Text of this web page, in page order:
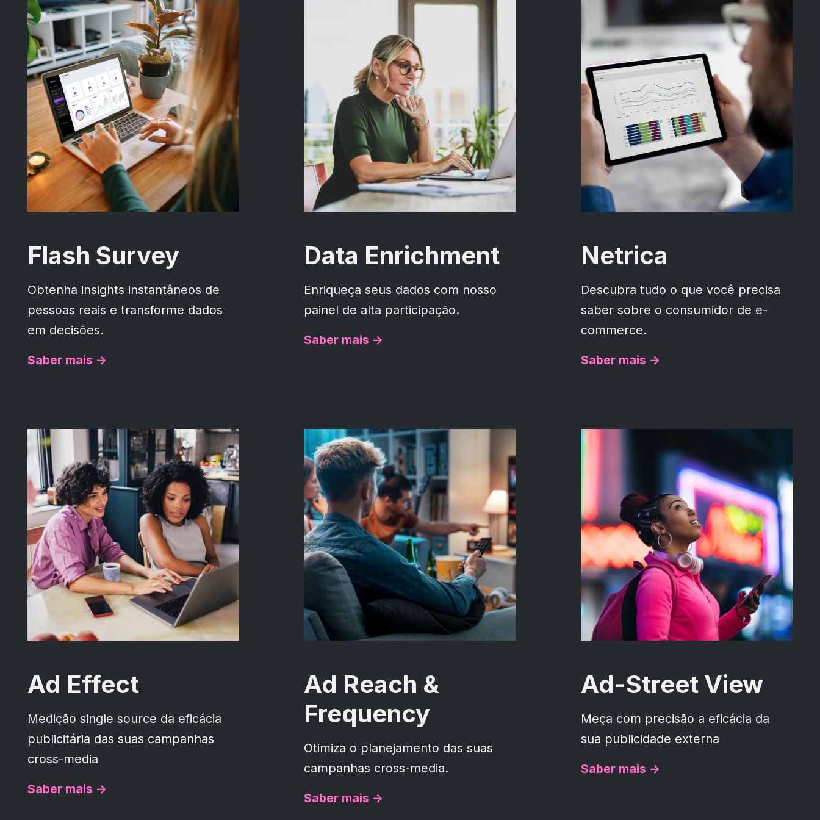
Flash Survey
Obtenha insights instantâneos de
pessoas reais e transforme dados
em decisões.
Saber mais ->
Data Enrichment
Enriqueça seus dados com nosso
painel de alta participação.
Saber mais ->
Netrica
Descubra tudo o que você precisa
saber sobre o consumidor de e-
commerce.
Saber mais ->
Ad Effect
Medição single source da eficácia
publicitária das suas campanhas
cross-media
Saber mais ->
Ad Reach &
Frequency
Otimiza o planejamento das suas
campanhas cross-media.
Saber mais ->
Ad-Street View
Meça com precisão a eficácia da
sua publicidade externa
Saber mais ->